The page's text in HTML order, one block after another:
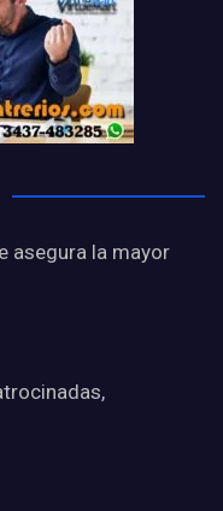
asegura la mayor